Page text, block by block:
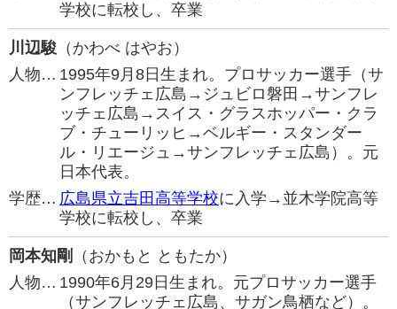
学校に転校し、卒業
川辺駿 （かわべ はやお）
人物… 1995年9月8日生まれ。プロサッカー選手（サ
ンフレッチェ広島→ジュビロ磐田→サンフレ
ッチェ広島→スイス・グラスホッパー・クラ
ブ・チューリッヒ→ベルギー・スタンダー
ル・リエージュ→サンフレッチェ広島）。元
日本代表。
学歴… 広島県立吉田高等学校に入学→並木学院高等
学校に転校し、卒業
岡本知剛
（おかもと ともたか）
人物… 1990年6月29日生まれ。元プロサッカー選手
（サンフレッチェ広島、サガン鳥栖など）。